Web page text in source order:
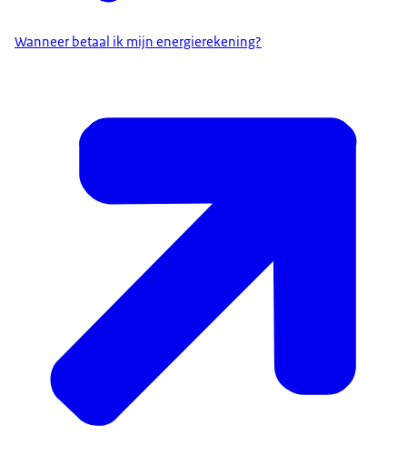
Wanneer betaal ik mijn energierekening?